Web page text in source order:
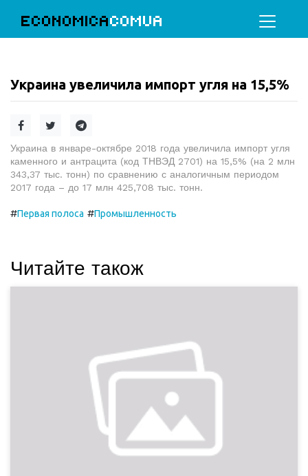
ECONOMICACOMUA
Украина увеличила импорт угля на 15,5%
Украина в январе-октябре 2018 года увеличила импорт угля
каменного и антрацита (код ТНВЭД 2701) на 15,5% (на 2 млн
343,37 тыс. тонн) по сравнению с аналогичным периодом
2017 года – до 17 млн 425,708 тыс. тонн.
#Первая полоса #Промышленность
Читайте також